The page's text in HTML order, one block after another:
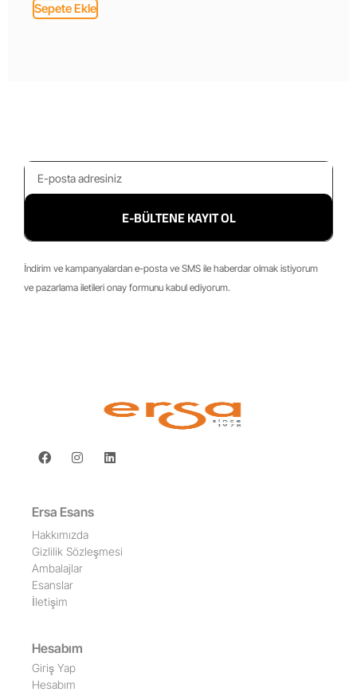
Sepete Ekle
E-BÜLTENE KAYIT OL
İndirim ve kampanyalardan e-posta ve SMS ile haberdar olmak istiyorum
ve pazarlama iletileri onay formunu kabul ediyorum.
Ersa Esans
Hakkımızda
Gizlilik Sözleşmesi
Ambalajlar
Esanslar
İletişim
Hesabım
Giriş Yap
Hesabım